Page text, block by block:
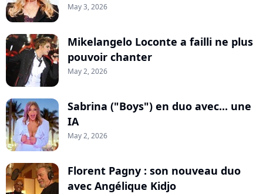
May 3, 2026
Mikelangelo Loconte a failli ne plus
pouvoir chanter
May 2, 2026
Sabrina ("Boys") en duo avec... une
IA
May 2, 2026
Florent Pagny : son nouveau duo
avec Angélique Kidjo